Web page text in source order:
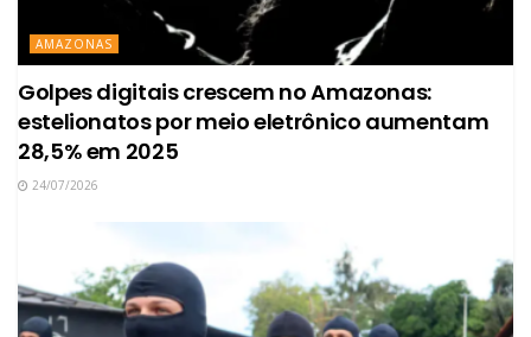
AMAZONAS
Golpes digitais crescem no Amazonas:
estelionatos por meio eletrônico aumentam
28,5% em 2025
24/07/2026